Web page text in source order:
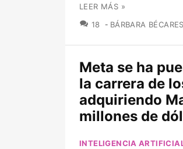
LEER MÁS »
18 COMENTARIOS
BÁRBARA BÉCARES
Meta se ha
la carrera de
adquiriendo
millones de
INTELIGENCIA